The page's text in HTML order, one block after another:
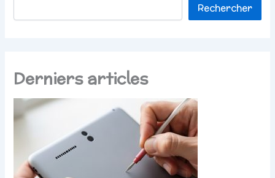
Rechercher
Derniers articles